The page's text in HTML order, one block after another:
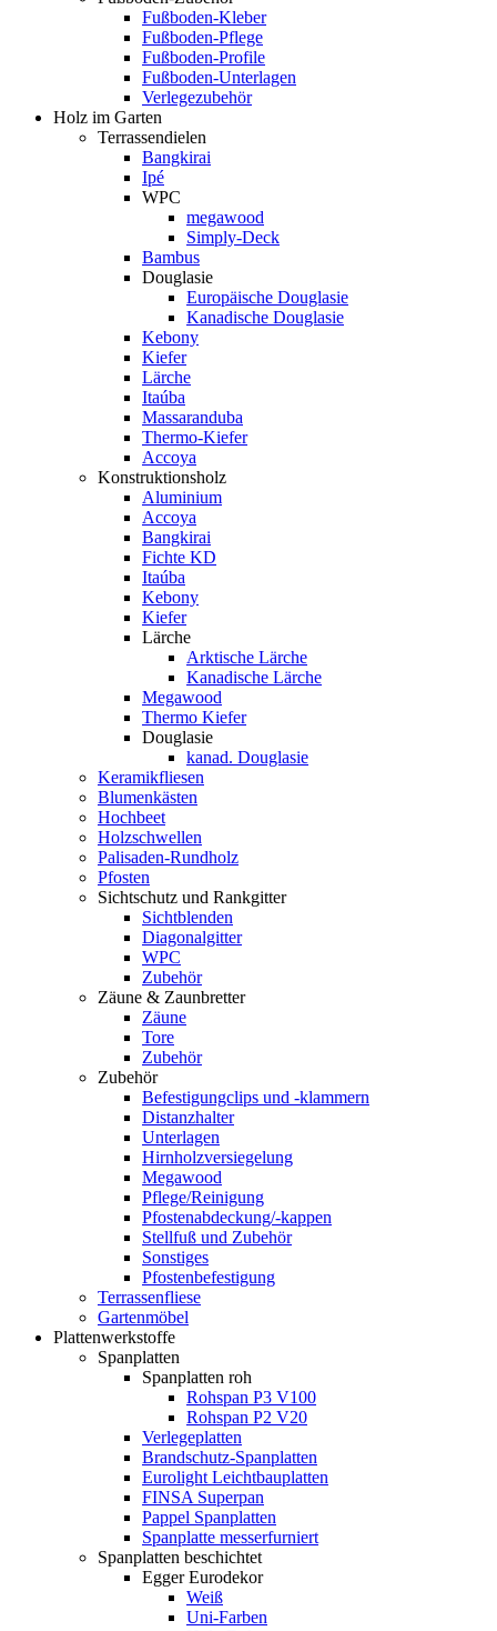
Fußboden-Kleber
Fußboden-Pflege
Fußboden-Profile
Fußboden-Unterlagen
Verlegezubehör
Holz im Garten
Terrassendielen
Bangkirai
Ipé
WPC
megawood
Simply-Deck
Bambus
Douglasie
Europäische Douglasie
Kanadische Douglasie
Kebony
Kiefer
Lärche
Itaúba
Massaranduba
Thermo-Kiefer
Accoya
Konstruktionsholz
Aluminium
Accoya
Bangkirai
Fichte KD
Itaúba
Kebony
Kiefer
Lärche
Arktische Lärche
Kanadische Lärche
Megawood
Thermo Kiefer
Douglasie
kanad. Douglasie
Keramikfliesen
Blumenkästen
Hochbeet
Holzschwellen
Palisaden-Rundholz
Pfosten
Sichtschutz und Rankgitter
Sichtblenden
Diagonalgitter
WPC
Zubehör
Zäune & Zaunbretter
Zäune
Tore
Zubehör
Zubehör
Befestigungclips und -klammern
Distanzhalter
Unterlagen
Hirnholzversiegelung
Megawood
Pflege/Reinigung
Pfostenabdeckung/-kappen
Stellfuß und Zubehör
Sonstiges
Pfostenbefestigung
Terrassenfliese
Gartenmöbel
Plattenwerkstoffe
Spanplatten
Spanplatten roh
Rohspan P3 V100
Rohspan P2 V20
Verlegeplatten
Brandschutz-Spanplatten
Eurolight Leichtbauplatten
FINSA Superpan
Pappel Spanplatten
Spanplatte messerfurniert
Spanplatten beschichtet
Egger Eurodekor
Weiß
Uni-Farben